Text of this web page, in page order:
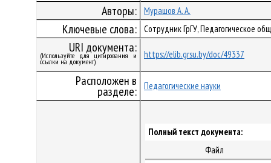
Авторы: Мурашов А. А.
Ключевые слова: Сотрудник ГрГУ, Педагогическое
URI документа:
(Используйте для цитирования и
ссылки на документ)
https://elib.grsu.by/doc/49337
Расположен в
разделе: Педагогические науки
Полный текст документа:
Файл